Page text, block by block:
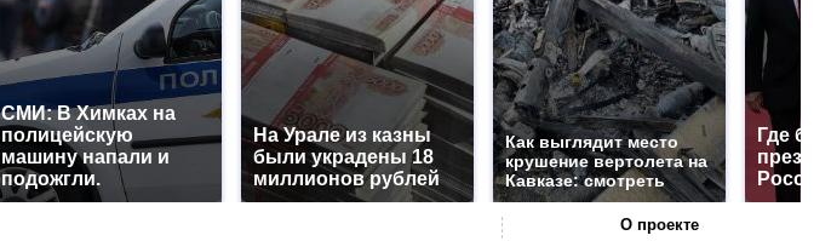
СМИ: В Химках на
полицейскую
машину напали и
подожгли.
На Урале из казны
были украдены 18
миллионов рублей
Как выглядит место
крушение вертолета на
Кавказе: смотреть
Где
О проекте